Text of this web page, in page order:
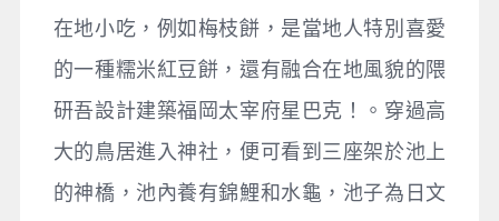
在地小吃，例如梅枝餅，是當地人特別喜愛
的一種糯米紅豆餅，還有融合在地風貌的隈
研吾設計建築福岡太宰府星巴克！。穿過高
大的鳥居進入神社，便可看到三座架於池上
的神橋，池內養有錦鯉和水龜，池子為日文